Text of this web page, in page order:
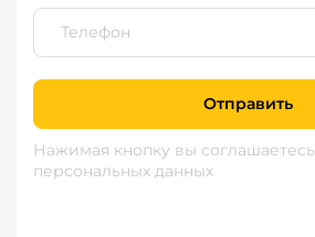
Отправить
Нажимая кнопку вы соглашаетесь
персональных данных